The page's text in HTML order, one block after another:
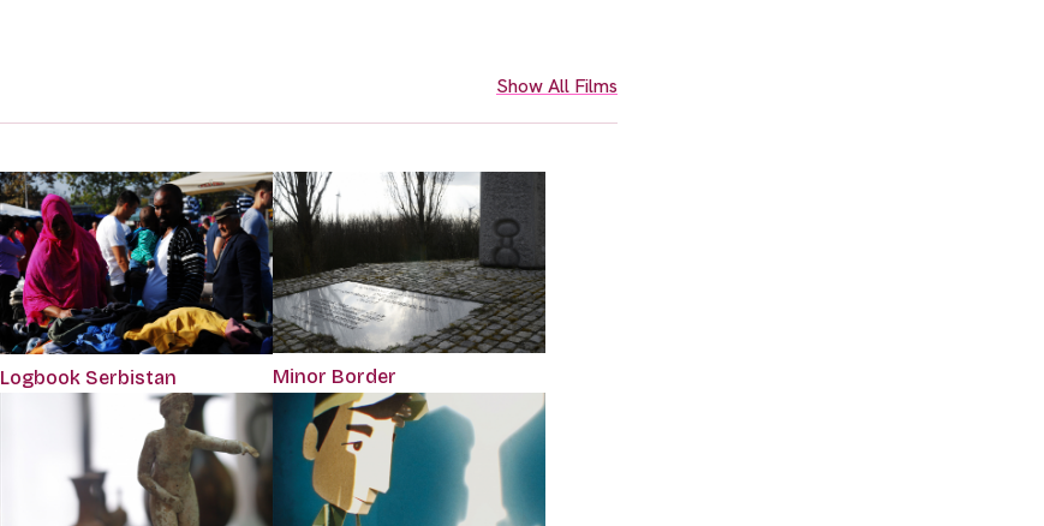
Show All Films
Logbook Serbistan Minor Border